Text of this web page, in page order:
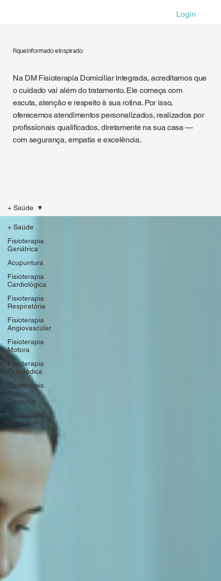
Login
Na DM Fisioterapia Domiciliar Integrada, acreditamos que
o cuidado vai além do tratamento. Ele começa com
escuta, atenção e respeito à sua rotina. Por isso,
oferecemos atendimentos personalizados, realizados por
profissionais qualificados, diretamente na sua casa —
com segurança, empatia e excelência.
Fique Informado e Inspirado
+ Saúde
Fisioterapia
Geriátrica
Acupuntura
Fisioterapia
Cardiológica
Fisioterapia
Respiratória
Fisioterapia
Angiovascular
Fisioterapia
Motora
Fisioterapia
Ortopédica
Fisioterapia
Pós-
Cirúrgica
Fisioterapia
domiciliar
+ Saúde